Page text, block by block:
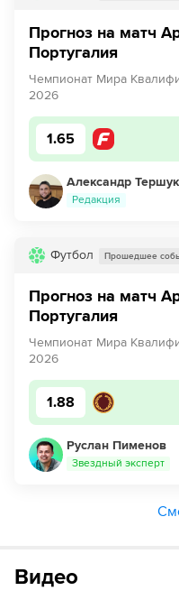
Прогноз на матч
Португалия
Чемпионат Мира
2026
1.65
Александр
Редакция
Футбол Прошедшее
Прогноз на матч
Португалия
Чемпионат Мира
2026
1.88
Руслан Пименов
Звездный эксперт
Видео